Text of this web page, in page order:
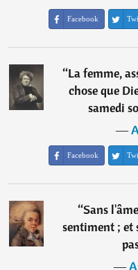
Facebook
“La femme,
chose que
samedi
―
Facebook
“Sans
sentiment ; et
―